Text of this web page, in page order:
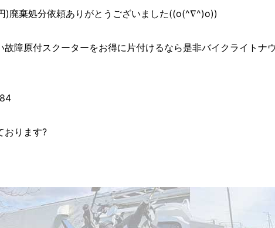
)廃棄処分依頼ありがとうございました((o(^∇^)o))
障原付スクーターをお得に片付けるなら是非バイクライトナ
おります?